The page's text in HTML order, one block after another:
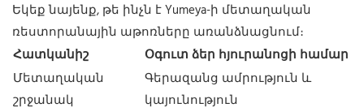
Եկեք նայենք, թե ինչն է Yumeya-ի մետաղական
ռեստորանային աթոռները առանձնացնում։
Հատկանիշ
Օգուտ ձեր հյուրանոցի համար
Մետաղական
շրջանակ
Գերազանց ամրություն և
կայունություն